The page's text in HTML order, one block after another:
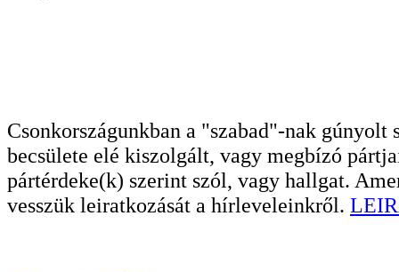
Csonkországunkban a "szabad"-nak
becsülete elé kiszolgált, vagy megbízó
pártérdeke(k) szerint szól, vagy hallgat.
vesszük leiratkozását a hírleveleinkről.